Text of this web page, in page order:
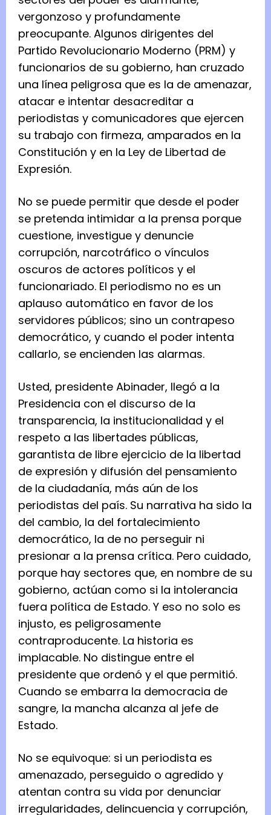
vergonzoso y profundamente
preocupante. Algunos dirigentes del
Partido Revolucionario Moderno (PRM) y
funcionarios de su gobierno, han cruzado
una línea peligrosa que es la de amenazar,
atacar e intentar desacreditar a
periodistas y comunicadores que ejercen
su trabajo con firmeza, amparados en la
Constitución y en la Ley de Libertad de
Expresión.
No se puede permitir que desde el poder
se pretenda intimidar a la prensa porque
cuestione, investigue y denuncie
corrupción, narcotráfico o vínculos
oscuros de actores políticos y el
funcionariado. El periodismo no es un
aplauso automático en favor de los
servidores públicos; sino un contrapeso
democrático, y cuando el poder intenta
callarlo, se encienden las alarmas.
Usted, presidente Abinader, llegó a la
Presidencia con el discurso de la
transparencia, la institucionalidad y el
respeto a las libertades públicas,
garantista de libre ejercicio de la libertad
de expresión y difusión del pensamiento
de la ciudadanía, más aún de los
periodistas del país. Su narrativa ha sido la
del cambio, la del fortalecimiento
democrático, la de no perseguir ni
presionar a la prensa crítica. Pero cuidado,
porque hay sectores que, en nombre de su
gobierno, actúan como si la intolerancia
fuera política de Estado. Y eso no solo es
injusto, es peligrosamente
contraproducente. La historia es
implacable. No distingue entre el
presidente que ordenó y el que permitió.
Cuando se embarra la democracia de
sangre, la mancha alcanza al jefe de
Estado.
No se equivoque: si un periodista es
amenazado, perseguido o agredido y
atentan contra su vida por denunciar
irregularidades, delincuencia y corrupción,